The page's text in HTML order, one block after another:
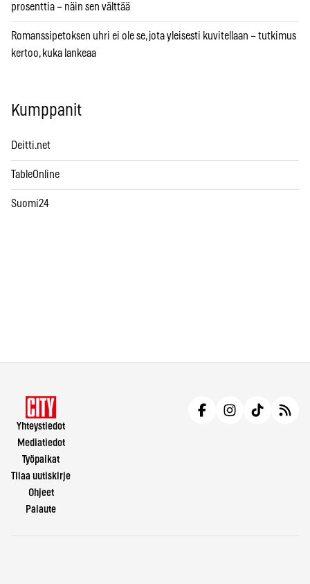
prosenttia – näin sen välttää
Romanssipetoksen uhri ei ole se, jota yleisesti kuvitellaan – tutkimus
kertoo, kuka lankeaa
Kumppanit
Deitti.net
TableOnline
Suomi24
Yhteystiedot
Mediatiedot
Työpaikat
Tilaa uutiskirje
Ohjeet
Palaute